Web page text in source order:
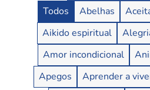
Insights Buttons
Todos Abelhas
Aikido espiritual
Amor incondicional
Apegos
Aprender a